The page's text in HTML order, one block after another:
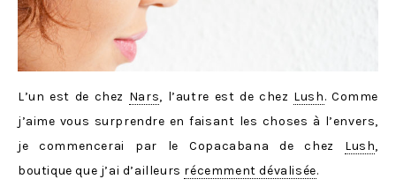
L’un est de chez Nars, l’autre est de chez Lush. Comme
j’aime vous surprendre en faisant les choses à l’envers,
je commencerai par le Copacabana de chez Lush,
boutique que j’ai d’ailleurs récemment dévalisée.